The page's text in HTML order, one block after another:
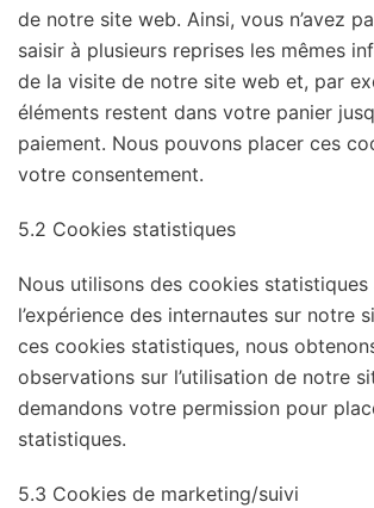
de notre site web. Ainsi, vous n’avez
saisir à plusieurs reprises les mêmes
de la visite de notre site web et, par
éléments restent dans votre panier
paiement. Nous pouvons placer ces
votre consentement.
5.2 Cookies statistiques
Nous utilisons des cookies statistiques
l’expérience des internautes sur notre
ces cookies statistiques, nous
observations sur l’utilisation de notre
demandons votre permission pour
statistiques.
5.3 Cookies de marketing/suivi